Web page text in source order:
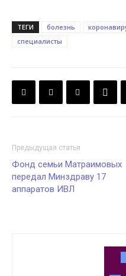
ТЕГИ болезнь
специалисты
Предыдущая статья
Фонд семьи Матраимовых
передал Минздраву 17
аппаратов ИВЛ